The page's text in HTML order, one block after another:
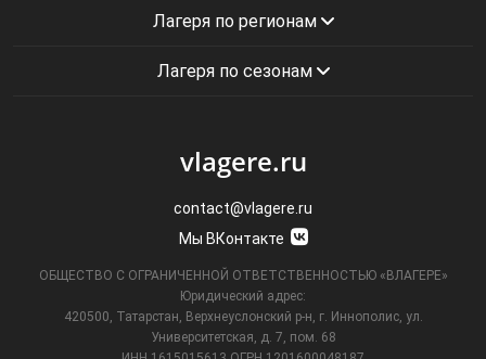
Лагеря по регионам
Лагеря по сезонам
vlagere.ru
contact@vlagere.ru
Мы ВКонтакте
ОБЩЕСТВО С ОГРАНИЧЕННОЙ ОТВЕТСТВЕННОСТЬЮ «ВЛАГЕРЕ»
Юридический адрес:
420500, Татарстан, Верхнеуслонский р-н, г. Иннополис, ул.
Университетская,
д. 7, пом. 68